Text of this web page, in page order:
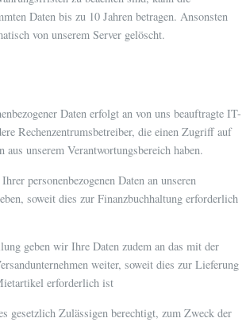
Daten bis zu 10 Jahren betragen. Ansonsten
von unserem Server gelöscht.
Daten erfolgt an von uns beauftragte IT-
Rechenzentrumsbetreiber, die einen Zugriff auf
aus unserem Verantwortungsbereich haben.
personenbezogenen Daten an unseren
soweit dies zur Finanzbuchhaltung erforderlich
geben wir Ihre Daten zudem an das mit der
weiter, soweit dies zur Lieferung
erforderlich ist
gesetzlich Zulässigen berechtigt, zum Zweck der